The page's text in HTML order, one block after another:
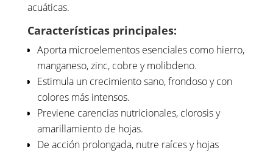
acuáticas.
Características principales:
Aporta microelementos esenciales como hierro,
manganeso, zinc, cobre y molibdeno.
Estimula un crecimiento sano, frondoso y con
colores más intensos.
Previene carencias nutricionales, clorosis y
amarillamiento de hojas.
De acción prolongada, nutre raíces y hojas